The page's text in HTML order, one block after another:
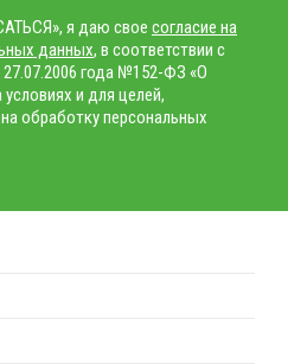
я даю свое согласие на
данных, в соответствии с
года №152-ФЗ «О
и для целей,
обработку персональных